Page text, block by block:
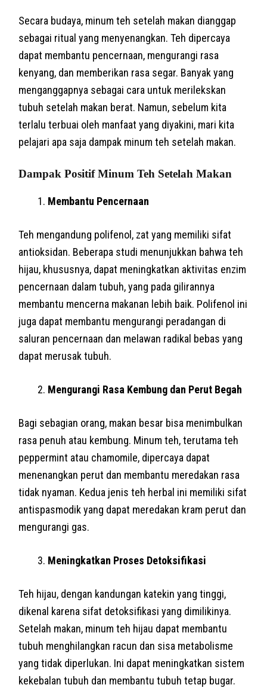
Secara budaya, minum teh setelah makan dianggap
sebagai ritual yang menyenangkan. Teh dipercaya
dapat membantu pencernaan, mengurangi rasa
kenyang, dan memberikan rasa segar. Banyak yang
menganggapnya sebagai cara untuk merilekskan
tubuh setelah makan berat. Namun, sebelum kita
terlalu terbuai oleh manfaat yang diyakini, mari kita
pelajari apa saja dampak minum teh setelah makan.
Dampak Positif Minum Teh Setelah Makan
Membantu Pencernaan
Teh mengandung polifenol, zat yang memiliki sifat
antioksidan. Beberapa studi menunjukkan bahwa teh
hijau, khususnya, dapat meningkatkan aktivitas enzim
pencernaan dalam tubuh, yang pada gilirannya
membantu mencerna makanan lebih baik. Polifenol ini
juga dapat membantu mengurangi peradangan di
saluran pencernaan dan melawan radikal bebas yang
dapat merusak tubuh.
Mengurangi Rasa Kembung dan Perut Begah
Bagi sebagian orang, makan besar bisa menimbulkan
rasa penuh atau kembung. Minum teh, terutama teh
peppermint atau chamomile, dipercaya dapat
menenangkan perut dan membantu meredakan rasa
tidak nyaman. Kedua jenis teh herbal ini memiliki sifat
antispasmodik yang dapat meredakan kram perut dan
mengurangi gas.
Meningkatkan Proses Detoksifikasi
Teh hijau, dengan kandungan katekin yang tinggi,
dikenal karena sifat detoksifikasi yang dimilikinya.
Setelah makan, minum teh hijau dapat membantu
tubuh menghilangkan racun dan sisa metabolisme
yang tidak diperlukan. Ini dapat meningkatkan sistem
kekebalan tubuh dan membantu tubuh tetap bugar.